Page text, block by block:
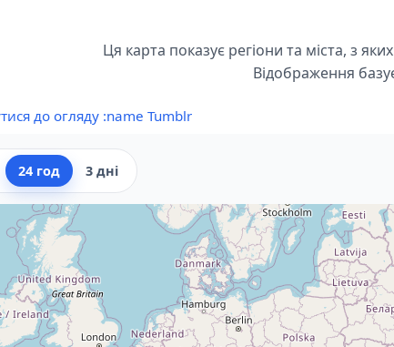
Ця карта показує регіони та міста, з
Відображення
до огляду :name Tumblr
24 год 3 дні